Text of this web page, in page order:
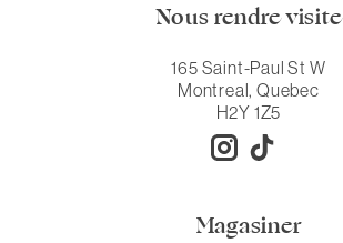
Nous rendre visite
165 Saint-Paul St W
Montreal, Quebec
H2Y 1Z5
Magasiner